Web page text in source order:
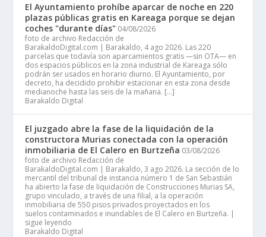
El Ayuntamiento prohíbe aparcar de noche en 220
plazas públicas gratis en Kareaga porque se dejan
coches "durante días" 04/08/2026
foto de archivo Redacción de
BarakaldoDigital.com | Barakaldo, 4 ago 2026. Las 220
parcelas que todavía son aparcamientos gratis —sin OTA— en
dos espacios públicos en la zona industrial de Kareaga sólo
podrán ser usados en horario diurno. El Ayuntamiento, por
decreto, ha decidido prohibir estacionar en esta zona desde
medianoche hasta las seis de la mañana. […]
Barakaldo Digital
El juzgado abre la fase de la liquidación de la
constructora Murias conectada con la operación
inmobiliaria de El Calero en Burtzeña 03/08/2026
foto de archivo Redacción de
BarakaldoDigital.com | Barakaldo, 3 ago 2026. La sección de lo
mercantil del tribunal de instancia número 1 de San Sebastián
ha abierto la fase de liquidación de Construcciones Murias SA,
grupo vinculado, a través de una filial, a la operación
inmobiliaria de 550 pisos privados proyectados en los
suelos contaminados e inundables de El Calero en Burtzeña. |
sigue leyendo
Barakaldo Digital